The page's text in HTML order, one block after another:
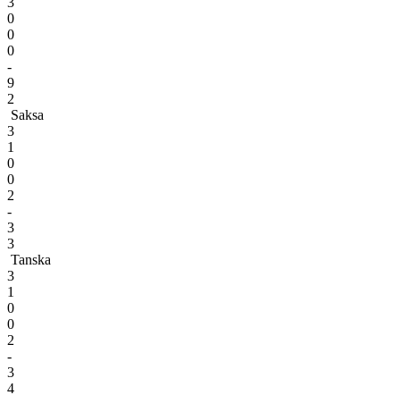
0
0
0
-
9
2
Saksa
3
1
0
0
2
-
3
3
Tanska
3
1
0
0
2
-
3
4